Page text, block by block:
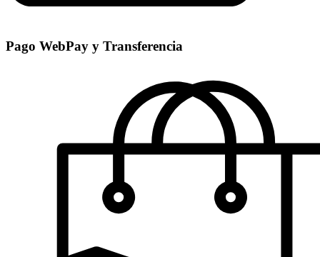
Pago WebPay y Transferencia